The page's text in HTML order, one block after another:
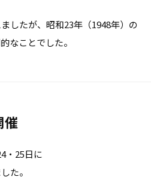
したが、昭和23年（1948年）の
なことでした。
催
・25日に
た。